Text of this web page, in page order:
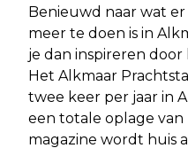
Benieuwd naar wat
meer te doen is in
je dan inspireren
Het Alkmaar
twee keer per jaar in
een totale oplage van
magazine wordt huis